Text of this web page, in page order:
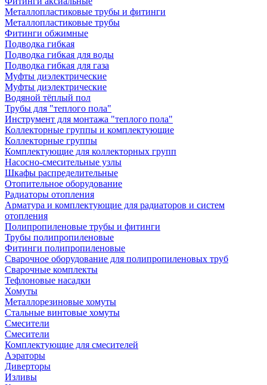
Металлопластиковые трубы и фитинги
Металлопластиковые трубы
Фитинги обжимные
Подводка гибкая
Подводка гибкая для воды
Подводка гибкая для газа
Муфты диэлектрические
Муфты диэлектрические
Водяной тёплый пол
Трубы для "теплого пола"
Инструмент для монтажа "теплого пола"
Коллекторные группы и комплектующие
Коллекторные группы
Комплектующие для коллекторных групп
Насосно-смесительные узлы
Шкафы распределительные
Отопительное оборудование
Радиаторы отопления
Арматура и комплектующие для радиаторов и систем
отопления
Полипропиленовые трубы и фитинги
Трубы полипропиленовые
Фитинги полипропиленовые
Сварочное оборудование для полипропиленовых труб
Сварочные комплекты
Тефлоновые насадки
Хомуты
Металлорезиновые хомуты
Стальные винтовые хомуты
Смесители
Смесители
Комплектующие для смесителей
Аэраторы
Диверторы
Изливы